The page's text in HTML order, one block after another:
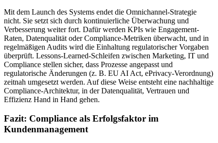
Mit dem Launch des Systems endet die Omnichannel-Strategie
nicht. Sie setzt sich durch kontinuierliche Überwachung und
Verbesserung weiter fort. Dafür werden KPIs wie Engagement-
Raten, Datenqualität oder Compliance-Metriken überwacht, und in
regelmäßigen Audits wird die Einhaltung regulatorischer Vorgaben
überprüft. Lessons-Learned-Schleifen zwischen Marketing, IT und
Compliance stellen sicher, dass Prozesse angepasst und
regulatorische Änderungen (z. B. EU AI Act, ePrivacy-Verordnung)
zeitnah umgesetzt werden. Auf diese Weise entsteht eine nachhaltige
Compliance-Architektur, in der Datenqualität, Vertrauen und
Effizienz Hand in Hand gehen.
Fazit: Compliance als Erfolgsfaktor im
Kundenmanagement